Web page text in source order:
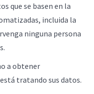
que se basen en la
incluida la
ninguna persona
a obtener
tratando sus datos.